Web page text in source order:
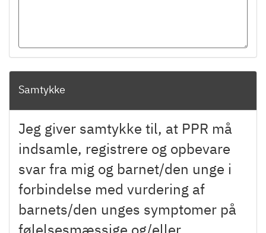
Samtykke
Jeg giver samtykke til, at PPR må
indsamle, registrere og opbevare
svar fra mig og barnet/den unge i
forbindelse med vurdering af
barnets/den unges symptomer på